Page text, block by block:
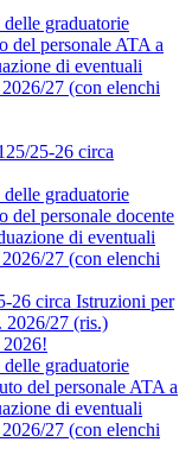
graduatorie
del personale ATA a
di eventuali
27 (con elenchi
25-26 circa
graduatorie
del personale docente
di eventuali
27 (con elenchi
26 circa Istruzioni per
2026/27 (ris.)
graduatorie
del personale ATA a
di eventuali
27 (con elenchi